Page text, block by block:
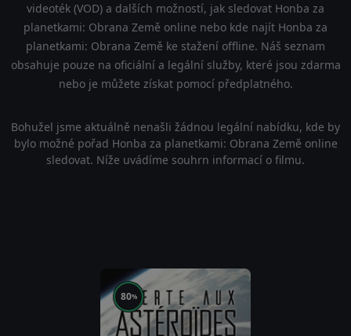
videoték (VOD) a dalších možností, jak sledovat Honba za
planetkami: Obrana Země online nebo kde najít Honba za
planetkami: Obrana Země ke stažení offline. Náš seznam
obsahuje pouze na oficiální a legální služby, které jsou zdarma
nebo je můžete získat pomocí předplatného.
Bohužel jsme aktuálně nenašli žádnou legální nabídku, kde by
bylo možné pořad Honba za planetkami: Obrana Země online
sledovat. Níže uvádíme souhrn informací o filmu.
80%